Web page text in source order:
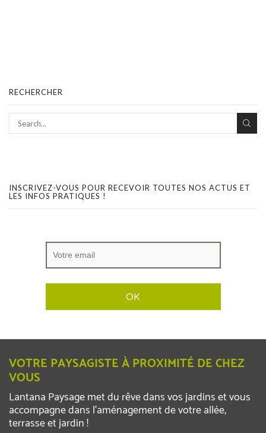
RECHERCHER
INSCRIVEZ-VOUS POUR RECEVOIR TOUTES NOS ACTUS ET
LES INFOS PRATIQUES !
VOTRE PAYSAGISTE À PROXIMITÉ DE CHEZ
VOUS
Lantana Paysage met du rêve dans vos jardins et vous
accompagne dans l’aménagement de votre allée,
terrasse et jardin !